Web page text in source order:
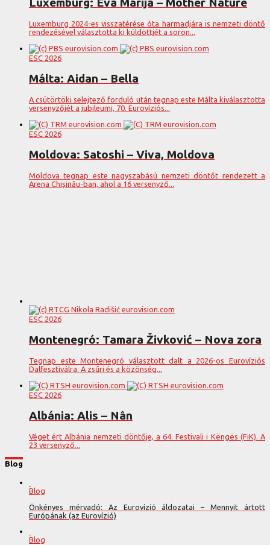
Luxemburg 2024-es visszatérése óta harmadjára is nemzeti döntő
rendezésével választotta ki küldöttjét a soron...
ESC 2026
Málta: Aidan – Bella
A csütörtöki selejtező forduló után tegnap este Málta kiválasztotta
versenyzőjét a jubileumi, 70. Eurovíziós...
ESC 2026
Moldova: Satoshi – Viva, Moldova
Moldova tegnap este nagyszabású nemzeti döntőt rendezett a
Arena Chișinău-ban, ahol a 16 versenyző...
ESC 2026
Montenegró: Tamara Živković – Nova zora
Tegnap este Montenegró választott dalt a 2026-os Eurovíziós
Dalfesztiválra. A zsűri és a közönség...
ESC 2026
Albánia: Alis – Nân
Véget ért Albánia nemzeti döntője, a 64. Festivali i Këngës (FiK). A
23 versenyző...
Blog
Blog
Önkényes mérvadó: Az Eurovízió áldozatai – Mennyit ártott
Európának (az Eurovízió)
Blog